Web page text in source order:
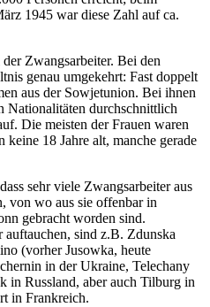
1945 war diese Zahl auf ca.
Zwangsarbeiter. Bei den
genau umgekehrt: Fast doppelt
aus der Sowjetunion. Bei ihnen
Nationalitäten durchschnittlich
Die meisten der Frauen waren
18 Jahre alt, manche gerade
sehr viele Zwangsarbeiter aus
von wo aus sie offenbar in
gebracht worden sind.
sind z.B. Zdunska
(vorher Jusowka, heute
in der Ukraine, Telechany
in Russland, aber auch Tilburg in
in Frankreich.